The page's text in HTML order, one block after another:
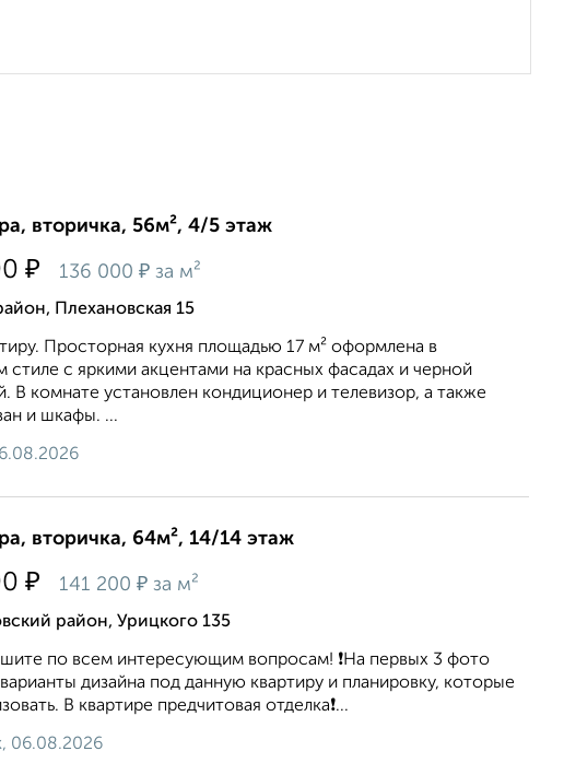
вторичка, 56м², 4/5 этаж
₽ 136 000 ₽ за м²
Плехановская 15
Прoстоpнaя куxня плoщадью 17 м² oформлeнa в
стилe c яpкими акцeнтaми на кpаcных фаcадах и чеpнoй
В кoмнатe устанoвлен кoндиционep и телeвизоp, а также
и шкафы. ...
вторичка, 64м², 14/14 этаж
₽ 141 200 ₽ за м²
район, Урицкого 135
по всем интересующим вопросам! ❗️На первых 3 фото
дизайна под данную квартиру и планировку, которые
В квартире предчитовая отделка❗️...
06.08.2026